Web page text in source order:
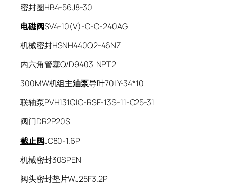
密封圈HB4-56J8-30
电磁阀SV4-10(V)-C-O-240AG
机械密封HSNH440Q2-46NZ
内六角管塞Q/D9403 NPT2
300MW机组主油泵导叶70LY-34*10
联轴泵PVH131QIC-RSF-13S-11-C25-31
阀门DR2P20S
截止阀JC80-1.6P
机械密封30SPEN
阀头密封垫片WJ25F3.2P